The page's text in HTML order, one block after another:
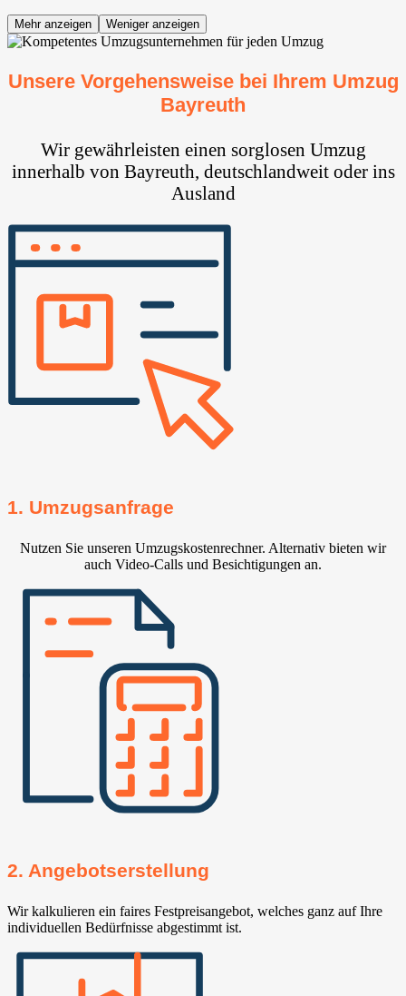
Mehr anzeigen Weniger anzeigen
Unsere Vorgehensweise bei Ihrem Umzug
Bayreuth
Wir gewährleisten einen sorglosen Umzug
innerhalb von Bayreuth, deutschlandweit oder ins
Ausland
1. Umzugsanfrage
Nutzen Sie unseren Umzugskostenrechner. Alternativ bieten wir
auch Video-Calls und Besichtigungen an.
2. Angebotserstellung
Wir kalkulieren ein faires Festpreisangebot, welches ganz auf Ihre
individuellen Bedürfnisse abgestimmt ist.